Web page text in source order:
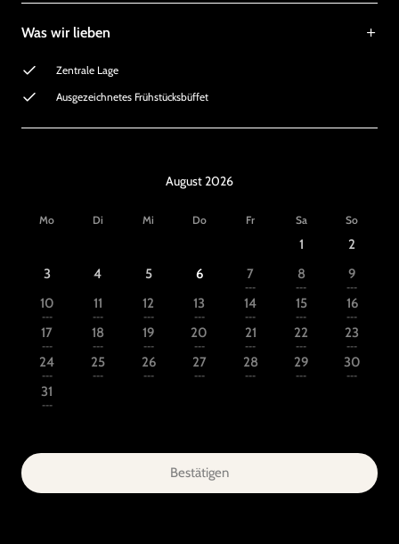
Was wir lieben
Zentrale Lage
Ausgezeichnetes Frühstücksbüffet
August 2026
Mo Di Mi Do Fr Sa So
1
2
3
4 5 6 7
---
8
---
9
---
10
---
11
---
12
---
13
---
14
---
15
---
16
---
17
---
18
---
19
---
20
---
21
---
22
---
23
---
24
---
25
---
26
---
27
---
28
---
29
---
30
---
31
---
Bestätigen